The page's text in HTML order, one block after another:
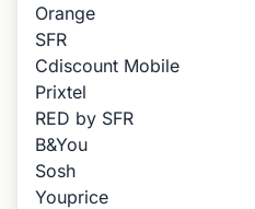
Orange
SFR
Cdiscount Mobile
Prixtel
RED by SFR
B&You
Sosh
Youprice